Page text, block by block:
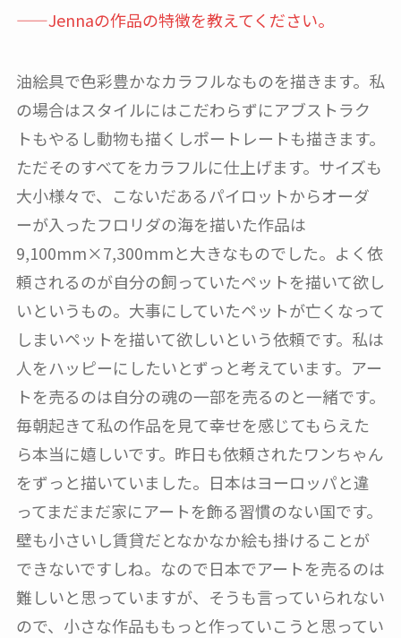
——Jennaの作品の特徴を教えてください。
油絵具で色彩豊かなカラフルなものを描きます。私
の場合はスタイルにはこだわらずにアブストラク
トもやるし動物も描くしポートレートも描きます。
ただそのすべてをカラフルに仕上げます。サイズも
大小様々で、こないだあるパイロットからオーダ
ーが入ったフロリダの海を描いた作品は
9,100mm×7,300mmと大きなものでした。よく依
頼されるのが自分の飼っていたペットを描いて欲し
いというもの。大事にしていたペットが亡くなって
しまいペットを描いて欲しいという依頼です。私は
人をハッピーにしたいとずっと考えています。アー
トを売るのは自分の魂の一部を売るのと一緒です。
毎朝起きて私の作品を見て幸せを感じてもらえた
ら本当に嬉しいです。昨日も依頼されたワンちゃん
をずっと描いていました。日本はヨーロッパと違
ってまだまだ家にアートを飾る習慣のない国です。
壁も小さいし賃貸だとなかなか絵も掛けることが
できないですしね。なので日本でアートを売るのは
難しいと思っていますが、そうも言っていられない
ので、小さな作品ももっと作っていこうと思ってい